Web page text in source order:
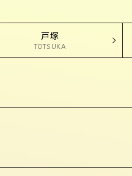
戸塚
TOTSUKA